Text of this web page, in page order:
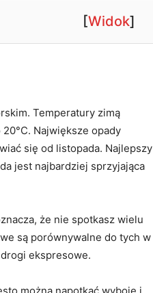
[Widok]
Temperatury zimą
Największe opady
się od listopada. Najlepszy
jest najbardziej sprzyjająca
że nie spotkasz wielu
są porównywalne do tych w
ekspresowe.